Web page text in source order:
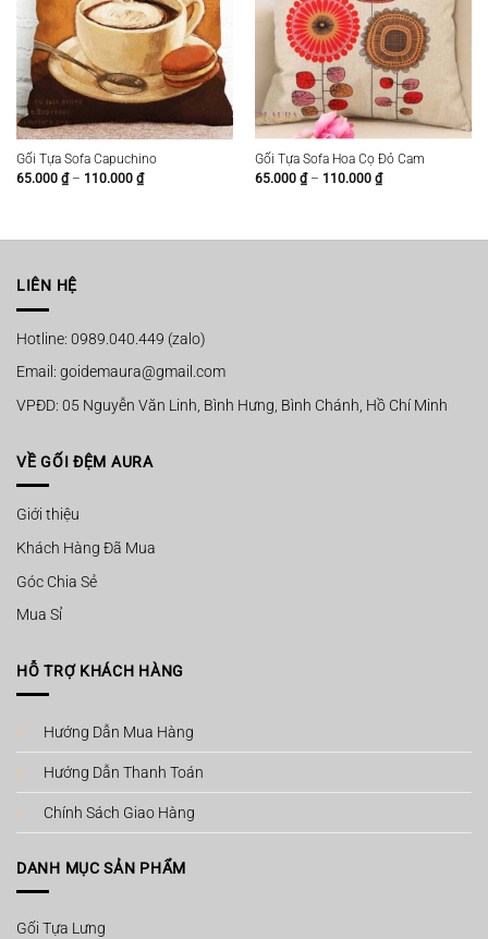
Gối Tựa Sofa Capuchino
65.000 ₫ – 110.000 ₫Khoảng
giá:
110.000 ₫
Gối Tựa Sofa Hoa Cọ Đỏ Cam
65.000 ₫ – 110.000 ₫Khoảng
giá:
110.000 ₫
LIÊN HỆ
Hotline: 0989.040.449 (zalo)
Email: goidemaura@gmail.com
VPĐD: 05 Nguyễn Văn Linh, Bình Hưng, Bình Chánh, Hồ Chí Minh
VỀ GỐI ĐỆM AURA
Giới thiệu
Khách Hàng Đã Mua
Góc Chia Sẻ
Mua Sỉ
HỖ TRỢ KHÁCH HÀNG
Hướng Dẫn Mua Hàng
Hướng Dẫn Thanh Toán
Chính Sách Giao Hàng
DANH MỤC SẢN PHẨM
Gối Tựa Lưng